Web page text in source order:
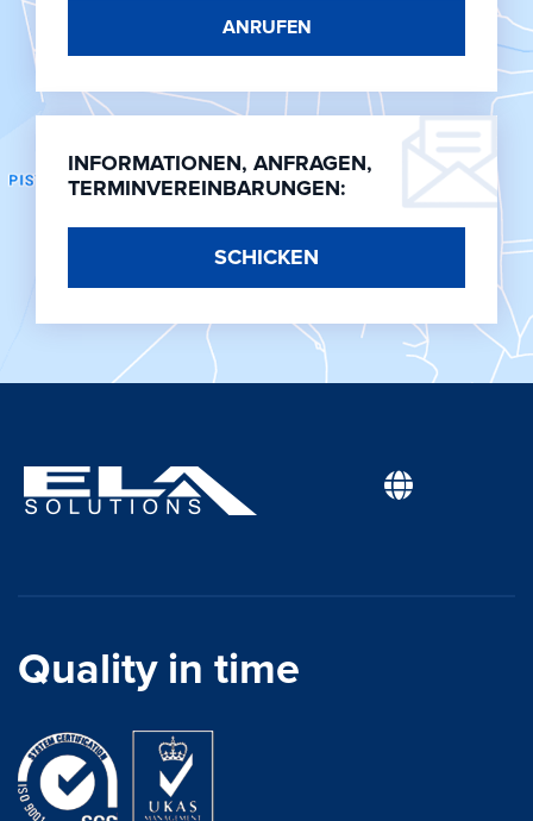
ANRUFEN
INFORMATIONEN, ANFRAGEN,
TERMINVEREINBARUNGEN:
SCHICKEN
Quality in time